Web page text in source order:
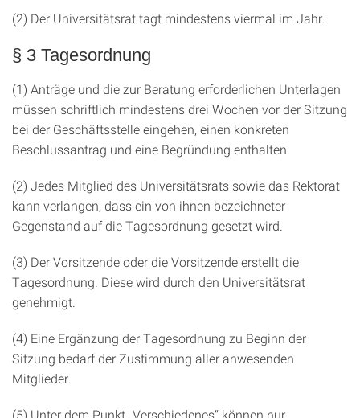
(2) Der Universitätsrat tagt mindestens viermal im Jahr.
§ 3 Tagesordnung
(1) Anträge und die zur Beratung erforderlichen Unterlagen
müssen schriftlich mindestens drei Wochen vor der Sitzung
bei der Geschäftsstelle eingehen, einen konkreten
Beschlussantrag und eine Begründung enthalten.
(2) Jedes Mitglied des Universitätsrats sowie das Rektorat
kann verlangen, dass ein von ihnen bezeichneter
Gegenstand auf die Tagesordnung gesetzt wird.
(3) Der Vorsitzende oder die Vorsitzende erstellt die
Tagesordnung. Diese wird durch den Universitätsrat
genehmigt.
(4) Eine Ergänzung der Tagesordnung zu Beginn der
Sitzung bedarf der Zustimmung aller anwesenden
Mitglieder.
(5) Unter dem Punkt „Verschiedenes“ können nur